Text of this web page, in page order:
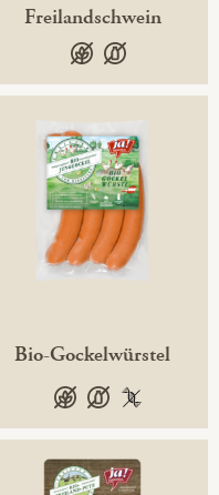
Freilandschwein
glutenfreilaktosefrei
Bio-Gockelwürstel
glutenfrei
laktosefrei
100 %